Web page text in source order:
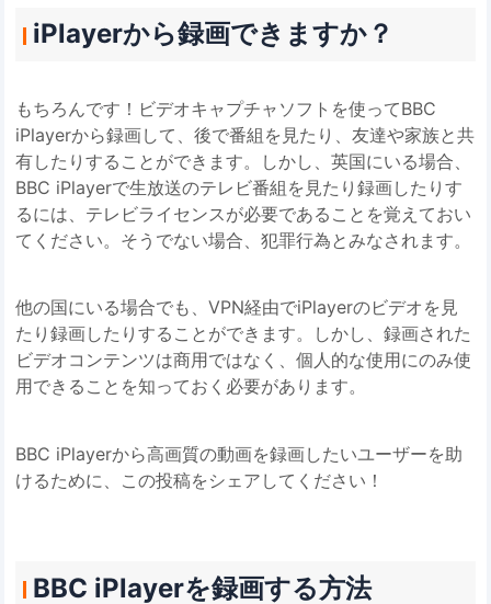
iPlayerから録画できますか？
もちろんです！ビデオキャプチャソフトを使ってBBC
iPlayerから録画して、後で番組を見たり、友達や家族と共
有したりすることができます。しかし、英国にいる場合、
BBC iPlayerで生放送のテレビ番組を見たり録画したりす
るには、テレビライセンスが必要であることを覚えておい
てください。そうでない場合、犯罪行為とみなされます。
他の国にいる場合でも、VPN経由でiPlayerのビデオを見
たり録画したりすることができます。しかし、録画された
ビデオコンテンツは商用ではなく、個人的な使用にのみ使
用できることを知っておく必要があります。
BBC iPlayerから高画質の動画を録画したいユーザーを助
けるために、この投稿をシェアしてください！
BBC iPlayerを録画する方法